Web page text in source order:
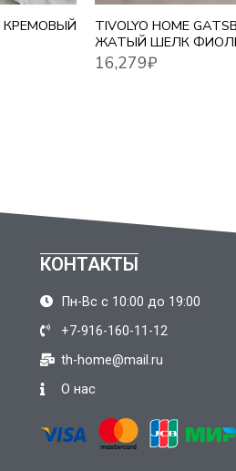
КРЕМОВЫЙ
TIVOLYO HOME
ЖАТЫЙ ШЕЛК
КОНТАКТЫ
Пн-Вс с 10:00 до 19:00
+7-916-160-11-12
th-home@mail.ru
О нас